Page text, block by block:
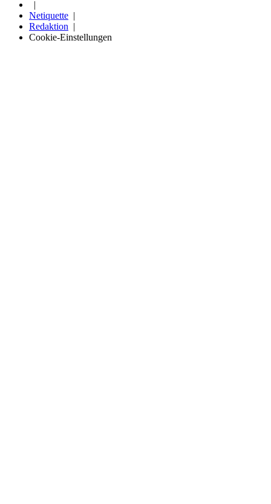
Netiquette
Redaktion
Cookie-Einstellungen